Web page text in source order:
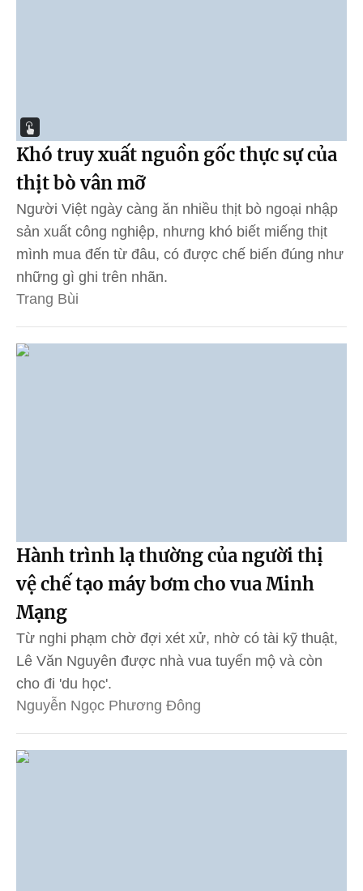
Khó truy xuất nguồn gốc thực sự của
thịt bò vân mỡ
Người Việt ngày càng ăn nhiều thịt bò ngoại nhập
sản xuất công nghiệp, nhưng khó biết miếng thịt
mình mua đến từ đâu, có được chế biến đúng như
những gì ghi trên nhãn.
Trang Bùi
Hành trình lạ thường của người thị
vệ chế tạo máy bơm cho vua Minh
Mạng
Từ nghi phạm chờ đợi xét xử, nhờ có tài kỹ thuật,
Lê Văn Nguyên được nhà vua tuyển mộ và còn
cho đi 'du học'.
Nguyễn Ngọc Phương Đông